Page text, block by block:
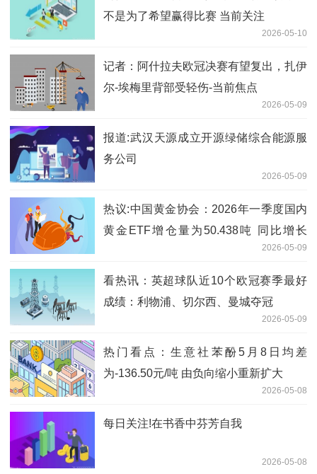
不是为了希望赢得比赛 当前关注
2026-05-10
记者：阿什拉夫欧冠决赛有望复出，扎伊
尔-埃梅里背部受轻伤-当前焦点
2026-05-09
报道:武汉天源成立开源绿储综合能源服
务公司
2026-05-09
热议:中国黄金协会：2026年一季度国内
黄金ETF增仓量为50.438吨 同比增长
2026-05-09
看热讯：英超球队近10个欧冠赛季最好
成绩：利物浦、切尔西、曼城夺冠
2026-05-09
热门看点：生意社苯酚5月8日均差
为-136.50元/吨 由负向缩小重新扩大
2026-05-08
每日关注!在书香中芬芳自我
2026-05-08